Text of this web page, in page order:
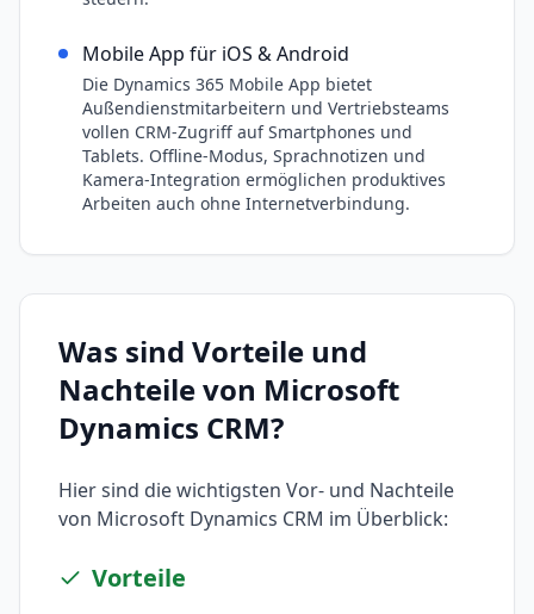
Mobile App für iOS & Android
Die Dynamics 365 Mobile App bietet
Außendienstmitarbeitern und Vertriebsteams
vollen CRM-Zugriff auf Smartphones und
Tablets. Offline-Modus, Sprachnotizen und
Kamera-Integration ermöglichen produktives
Arbeiten auch ohne Internetverbindung.
Was sind Vorteile und
Nachteile von Microsoft
Dynamics CRM?
Hier sind die wichtigsten Vor- und Nachteile
von Microsoft Dynamics CRM im Überblick:
Vorteile